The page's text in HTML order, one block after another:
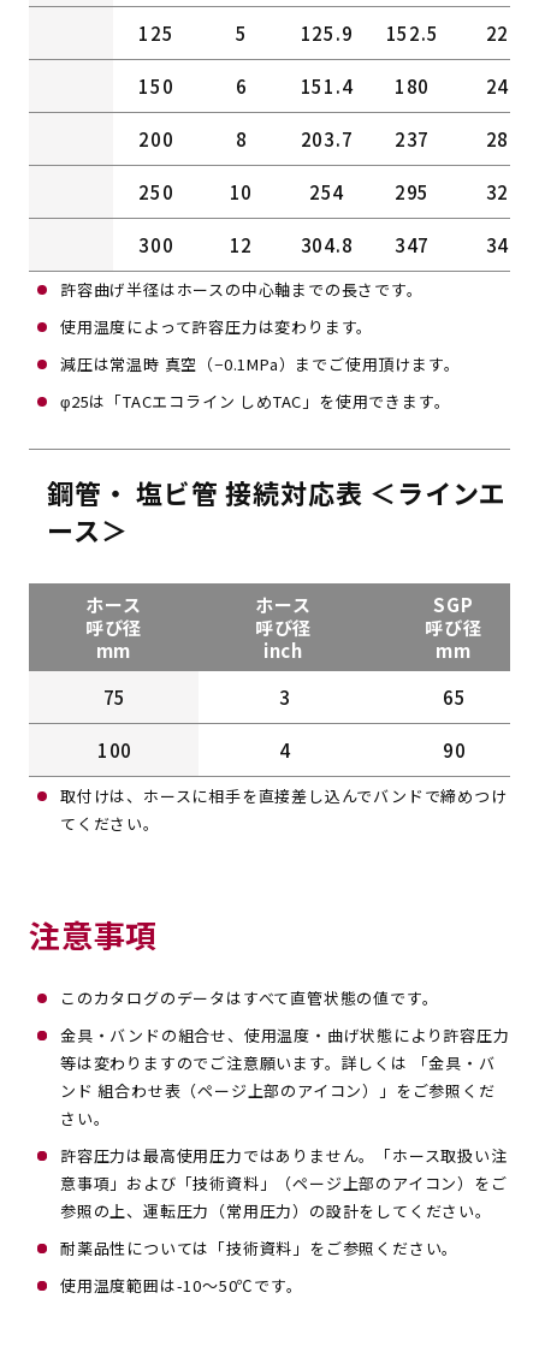
125 5 125.9 152.5 22
150 6 151.4 180 24
200 8 203.7 237 28
250 10 254 295 32
300 12 304.8 347 34
許容曲げ半径はホースの中心軸までの長さです。
使用温度によって許容圧力は変わります。
減圧は常温時 真空（−0.1MPa）までご使用頂けます。
φ25は「TACエコライン しめTAC」を使用できます。
鋼管・ 塩ビ管 接続対応表 ＜ラインエ
ース＞
ホース
呼び径
mm
ホース
呼び径
inch
SGP
呼び径
mm
75
3 65
100 4 90
取付けは、ホースに相手を直接差し込んでバンドで締めつけ
てください。
注意事項
このカタログのデータはすべて直管状態の値です。
金具・バンドの組合せ、使用温度・曲げ状態により許容圧力
等は変わりますのでご注意願います。詳しくは 「金具・バ
ンド 組合わせ表（ページ上部のアイコン）」をご参照くだ
さい。
許容圧力は最高使用圧力ではありません。「ホース取扱い注
意事項」および「技術資料」（ページ上部のアイコン）をご
参照の上、運転圧力（常用圧力）の設計をしてください。
耐薬品性については「技術資料」をご参照ください。
使用温度範囲は-10～50℃です。